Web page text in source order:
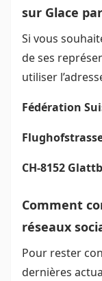
sur Glace
Si vous
de ses
utiliser
Fédération
CH-8152
Comment
réseaux
Pour rester
dernières